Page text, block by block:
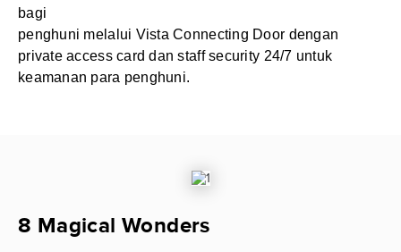
bagi
penghuni melalui Vista Connecting Door dengan
private access card dan staff security 24/7 untuk
keamanan para penghuni.
8 Magical Wonders